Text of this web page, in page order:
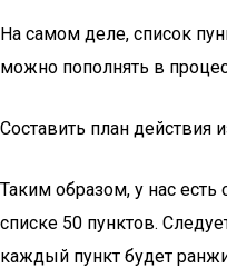
На самом деле, список
можно пополнять в
Составить план действия
Таким образом, у нас
списке 50 пунктов.
каждый пункт будет